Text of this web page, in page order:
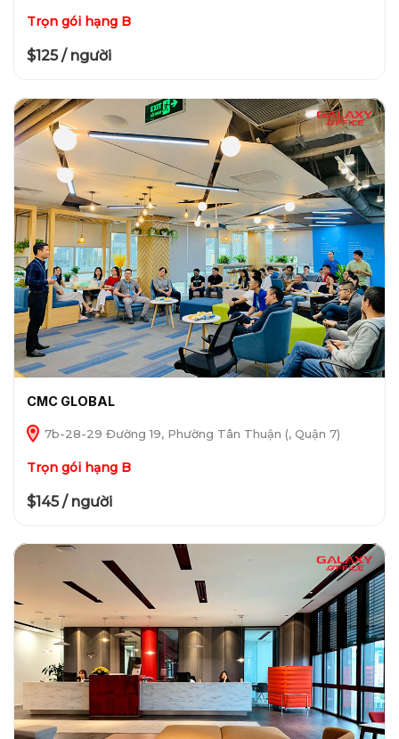
Trọn gói hạng B
$125 / người
CMC GLOBAL
7b-28-29 Đường 19, Phường Tân Thuận (, Quận 7)
Trọn gói hạng B
$145 / người